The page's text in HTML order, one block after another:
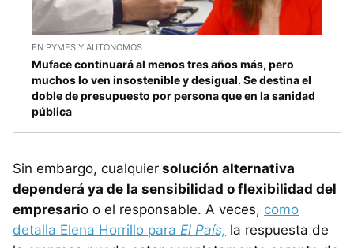
EN PYMES Y AUTONOMOS
Muface continuará al menos tres años más, pero
muchos lo ven insostenible y desigual. Se destina el
doble de presupuesto por persona que en la sanidad
pública
Sin embargo, cualquier solución alternativa
dependerá ya de la sensibilidad o flexibilidad del
empresario o el responsable. A veces, como
detalla Elena Horrillo para El País, la respuesta de